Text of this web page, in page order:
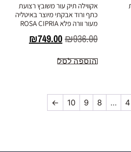
אקווילה תיק עור משובץ רצועת
כתף ורוד אבקתי מיוצר באיטליה
מעור וורה פלא ROSA CIPRIA
₪936.00
₪749.00
הוספה לסל
4
…
8
9
10
←